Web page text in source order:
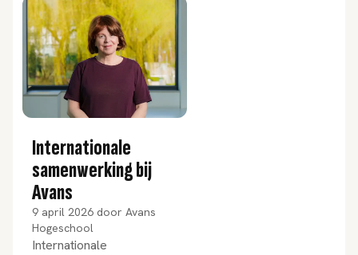
Internationale
samenwerking bij
Avans
9 april 2026 door Avans
Hogeschool
Internationale